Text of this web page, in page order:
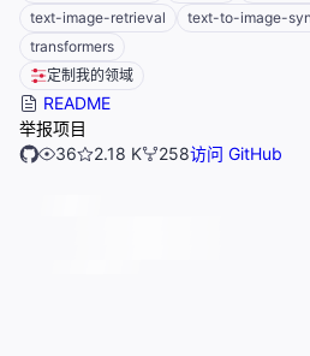
text-image-retrieval
text-to-image-
transformers
定制我的领域
README
举报项目
36
2.18 K 258访问 GitHub